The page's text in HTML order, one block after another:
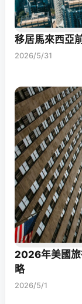
移居馬來西亞
2026/5/31
2026年美國旅
略
2026/5/1